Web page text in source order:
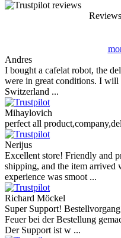
Andres
I bought a cafelat robot, the
were in great conditions. I
Switzerland ...
Mihaylovich
perfect all
Nerijus
Excellent store! Friendly and
shipping, and the item arrived
experience was smoot ...
Richard Möckel
Super Support!
Feuer bei der Bestellung
Der Support ist w ...